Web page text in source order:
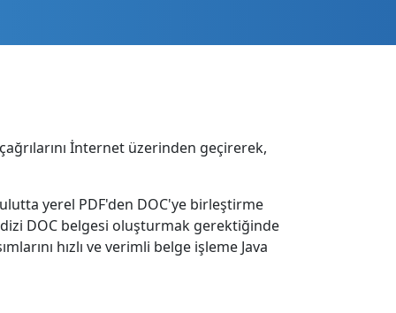
İnternet üzerinden geçirerek,
yerel PDF'den DOC'ye birleştirme
DOC belgesi oluşturmak gerektiğinde
hızlı ve verimli belge işleme Java